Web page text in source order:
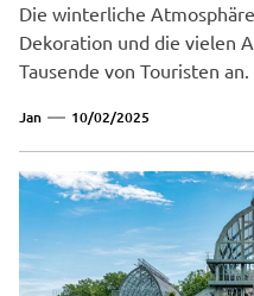
Die winterliche
Dekoration und die vielen
Tausende von Touristen
Jan 10/02/2025